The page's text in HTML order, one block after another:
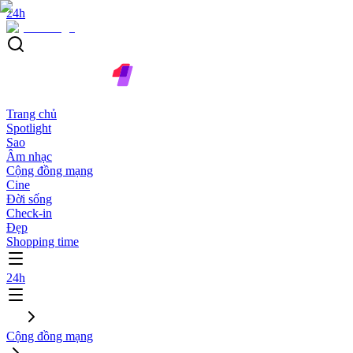
24h
Trang chủ
Spotlight
Sao
Âm nhạc
Cộng đồng mạng
Cine
Đời sống
Check-in
Đẹp
Shopping time
24h
Cộng đồng mạng